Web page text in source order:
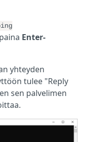
Enter-
yhteyden
tulee "Reply
sen palvelimen